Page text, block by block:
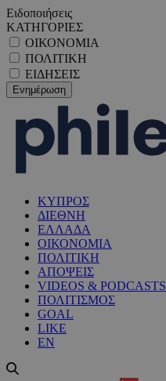
Ειδοποιήσεις
ΚΑΤΗΓΟΡΙΕΣ
ΟΙΚΟΝΟΜΙΑ
ΠΟΛΙΤΙΚΗ
ΕΙΔΗΣΕΙΣ
ΚΥΠΡΟΣ
ΔΙΕΘΝΗ
ΕΛΛΑΔΑ
ΟΙΚΟΝΟΜΙΑ
ΠΟΛΙΤΙΚΗ
ΑΠΟΨΕΙΣ
VIDEOS & PODCASTS
ΠΟΛΙΤΙΣΜΟΣ
GOAL
LIKE
EN